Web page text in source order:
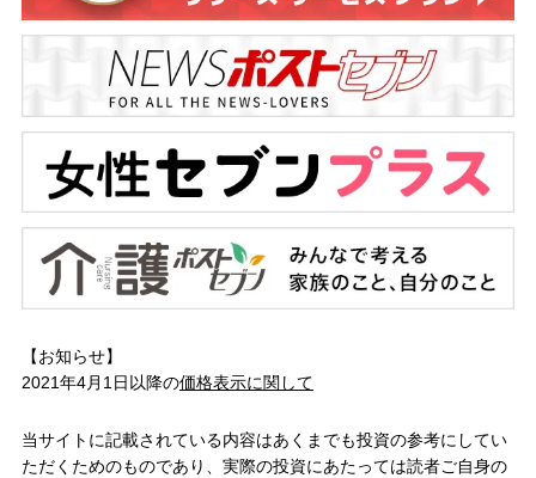
【お知らせ】
2021年4月1日以降の価格表示に関して
当サイトに記載されている内容はあくまでも投資の参考にしてい
ただくためのものであり、実際の投資にあたっては読者ご自身の